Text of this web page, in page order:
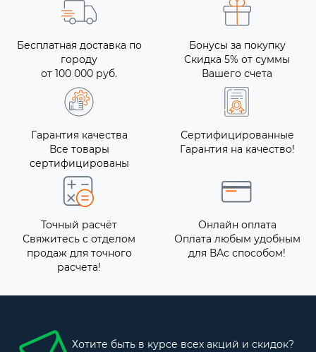
Бесплатная доставка по
городу
от 100 000 руб.
Бонусы за покупку
Скидка 5% от суммы
Вашего счета
Гарантия качества
Все товары
сертифицированы
Сертифицированные
Гарантия на качество!
Точный расчёт
Свяжитесь с отделом
продаж для точного
расчета!
Онлайн оплата
Оплата любым удобным
для ВАс способом!
Хотите быть в курсе всех акций и скидок?